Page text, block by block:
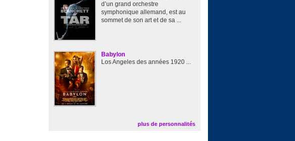
d’un grand orchestre
symphonique allemand, est au
sommet de son art et de sa ...
Babylon
Los Angeles des années 1920 ...
plus de personnalités